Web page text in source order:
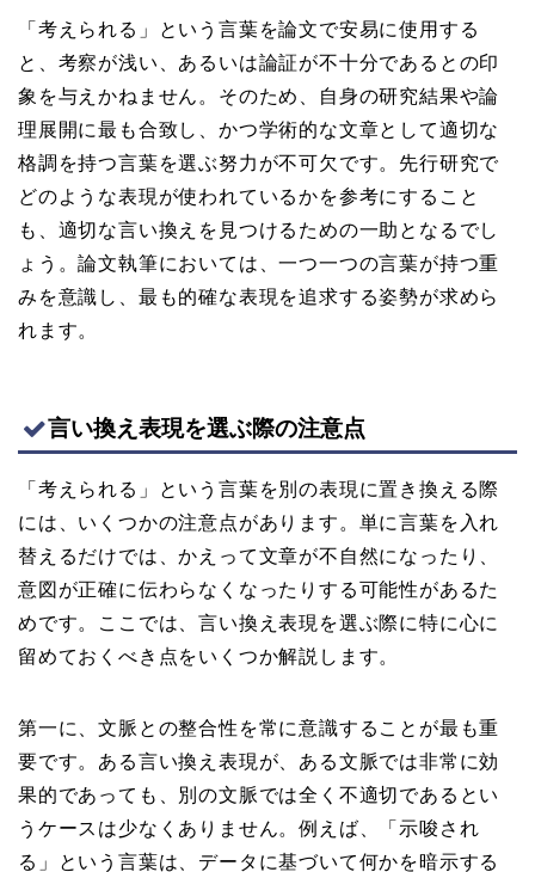
「考えられる」という言葉を論文で安易に使用する
と、考察が浅い、あるいは論証が不十分であるとの印
象を与えかねません。そのため、自身の研究結果や論
理展開に最も合致し、かつ学術的な文章として適切な
格調を持つ言葉を選ぶ努力が不可欠です。先行研究で
どのような表現が使われているかを参考にすること
も、適切な言い換えを見つけるための一助となるでし
ょう。論文執筆においては、一つ一つの言葉が持つ重
みを意識し、最も的確な表現を追求する姿勢が求めら
れます。
言い換え表現を選ぶ際の注意点
「考えられる」という言葉を別の表現に置き換える際
には、いくつかの注意点があります。単に言葉を入れ
替えるだけでは、かえって文章が不自然になったり、
意図が正確に伝わらなくなったりする可能性があるた
めです。ここでは、言い換え表現を選ぶ際に特に心に
留めておくべき点をいくつか解説します。
第一に、文脈との整合性を常に意識することが最も重
要です。ある言い換え表現が、ある文脈では非常に効
果的であっても、別の文脈では全く不適切であるとい
うケースは少なくありません。例えば、「示唆され
る」という言葉は、データに基づいて何かを暗示する